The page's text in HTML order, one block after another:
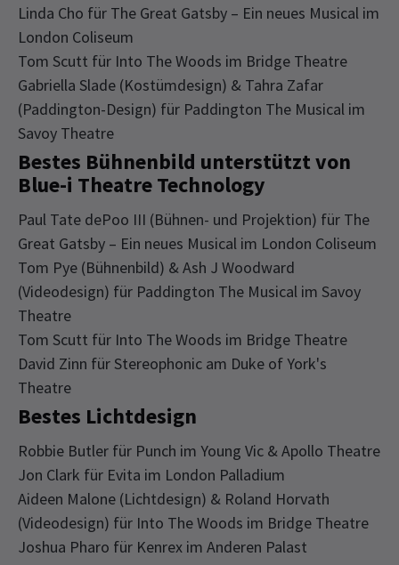
Linda Cho für The Great Gatsby – Ein neues Musical im
London Coliseum
Tom Scutt für Into The Woods im Bridge Theatre
Gabriella Slade (Kostümdesign) & Tahra Zafar
(Paddington-Design) für Paddington The Musical im
Savoy Theatre
Bestes Bühnenbild unterstützt von
Blue-i Theatre Technology
Paul Tate dePoo III (Bühnen- und Projektion) für The
Great Gatsby – Ein neues Musical im London Coliseum
Tom Pye (Bühnenbild) & Ash J Woodward
(Videodesign) für Paddington The Musical im Savoy
Theatre
Tom Scutt für Into The Woods im Bridge Theatre
David Zinn für Stereophonic am Duke of York's
Theatre
Bestes Lichtdesign
Robbie Butler für Punch im Young Vic & Apollo Theatre
Jon Clark für Evita im London Palladium
Aideen Malone (Lichtdesign) & Roland Horvath
(Videodesign) für Into The Woods im Bridge Theatre
Joshua Pharo für Kenrex im Anderen Palast